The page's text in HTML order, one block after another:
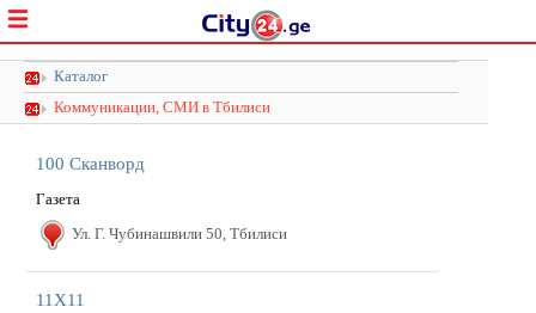
Каталог
Коммуникации, СМИ в Тбилиси
100 Сканворд
Газета
Ул. Г. Чубинашвили 50, Тбилиси
11X11